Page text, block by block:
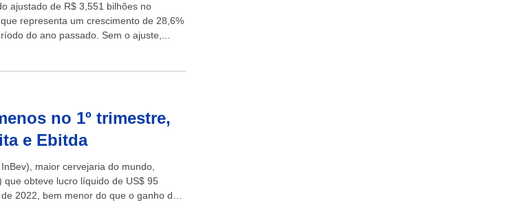
ajustado de R$ 3,551 bilhões no
representa um crescimento de 28,6%
do ano passado. Sem o ajuste,...
no 1º trimestre,
e Ebitda
maior cervejaria do mundo,
obteve lucro líquido de US$ 95
2022, bem menor do que o ganho de